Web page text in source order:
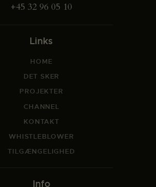
+45 32 96 05 10
Links
HOME
DET SKER
PROJEKTER
CHANNEL
KONTAKT
WHISTLEBLOWER
TILGÆNGELIGHED
Info